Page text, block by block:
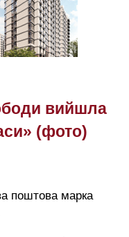
вийшла
(фото)
поштова марка